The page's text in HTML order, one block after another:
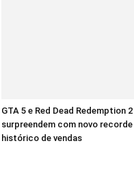
GTA 5 e Red Dead Redemption 2
surpreendem com novo recorde
histórico de vendas